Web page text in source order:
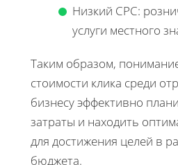
Низкий CPC:
услуги местного
Таким образом,
стоимости клика среди
бизнесу эффективно
затраты и находить
для достижения целей в
бюджета.